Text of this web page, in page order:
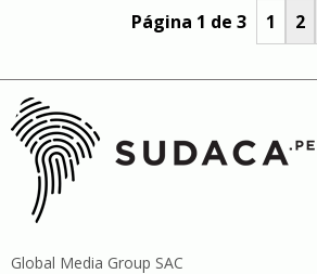
Página 1 de 3 1 2
Global Media Group SAC